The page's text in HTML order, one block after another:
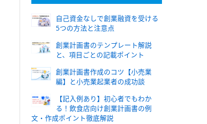
自己資金なしで創業融資を受ける
5つの方法と注意点
創業計画書のテンプレート解説
と、項目ごとの記載ポイント
創業計画書作成のコツ【小売業
編】と小売業起業者の成功談
【記入例あり】初心者でもわか
る！飲食店向け創業計画書の例
文・作成ポイント徹底解説